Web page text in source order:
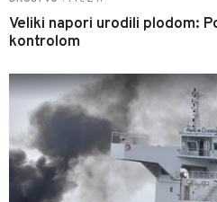
Veliki napori urodili plodom:
kontrolom